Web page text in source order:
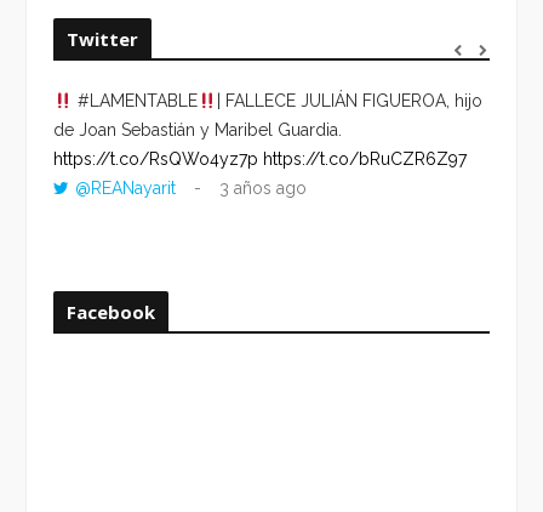
Twitter
#LAMENTABLE
| FALLECE JULIÁN FIGUEROA, hijo
de Joan Sebastián y Maribel Guardia.
https://t.co/RsQWo4yz7p https://t.co/bRuCZR6Z97
@REANayarit
3 años ago
Facebook